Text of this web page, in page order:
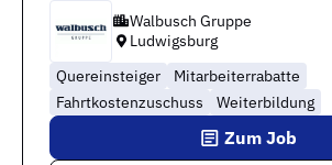
Walbusch Gruppe
Ludwigsburg
Quereinsteiger
Mitarbeiterrabatte
Fahrtkostenzuschuss
Weiterbildung
Zum Job